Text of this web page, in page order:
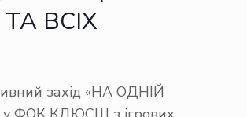
ВСІХ
захід «НА ОДНІЙ